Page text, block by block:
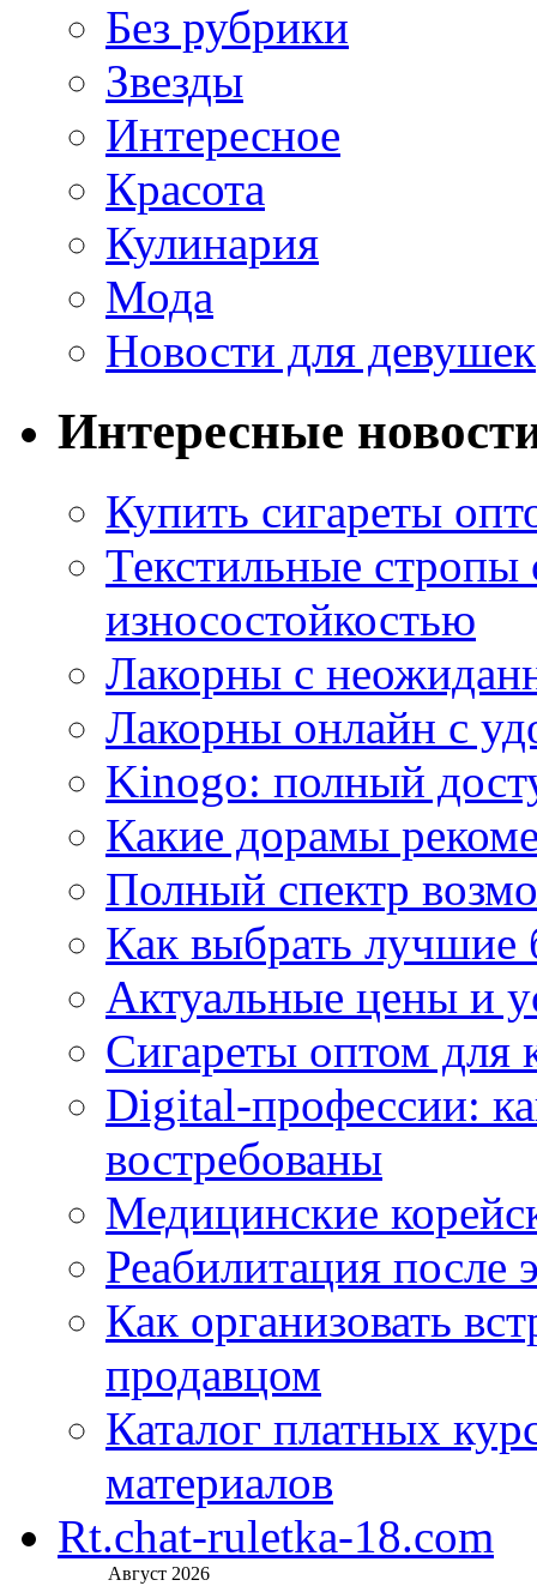
Без рубрики
Звезды
Интересное
Красота
Кулинария
Мода
Новости для девушек
Интересные
Купить сигареты
Текстильные
износостойкостью
Лакорны с
Лакорны онлайн с
Kinogo: полный
Какие дорамы
Полный спектр
Как выбрать
Актуальные цены и
Сигареты оптом для
Digital-профессии:
востребованы
Медицинские
Реабилитация после
Как организовать
продавцом
Каталог платных
материалов
Rt.chat-ruletka-18.com
Август 2026